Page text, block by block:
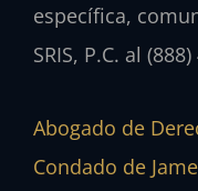
específica,
SRIS, P.C. al
Abogado de
Condado de